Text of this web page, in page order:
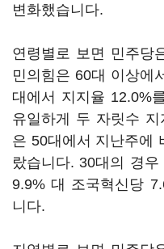
변화했습니다.
연령별로 보면 민주당
민의힘은 60대 이상에
대에서 지지율 12.0%
유일하게 두 자릿수
은 50대에서 지난주에
랐습니다. 30대의 경
9.9% 대 조국혁신당
니다.